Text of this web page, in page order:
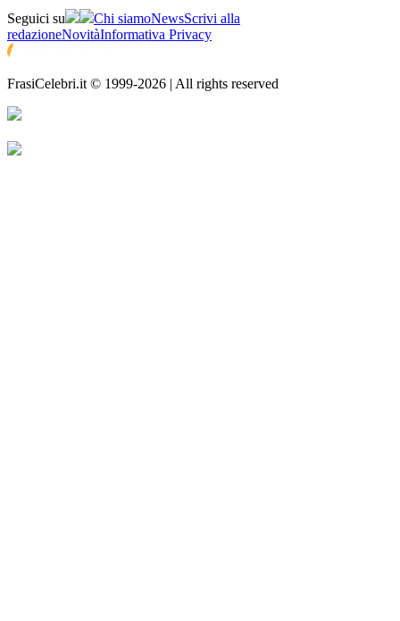
Seguici su Chi siamoNewsScrivi alla
redazioneNovitàInformativa Privacy
FrasiCelebri.it © 1999-2026 | All rights reserved